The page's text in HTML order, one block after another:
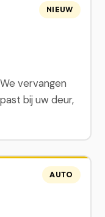
vervangen
bij uw deur,
NIEUW
AUTO